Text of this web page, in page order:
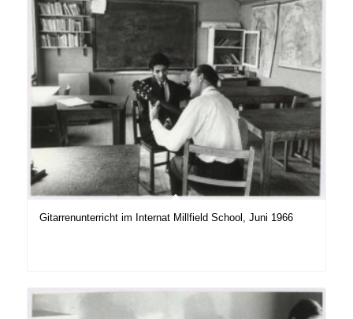
Gitarrenunterricht im Internat Millfield School, Juni 1966